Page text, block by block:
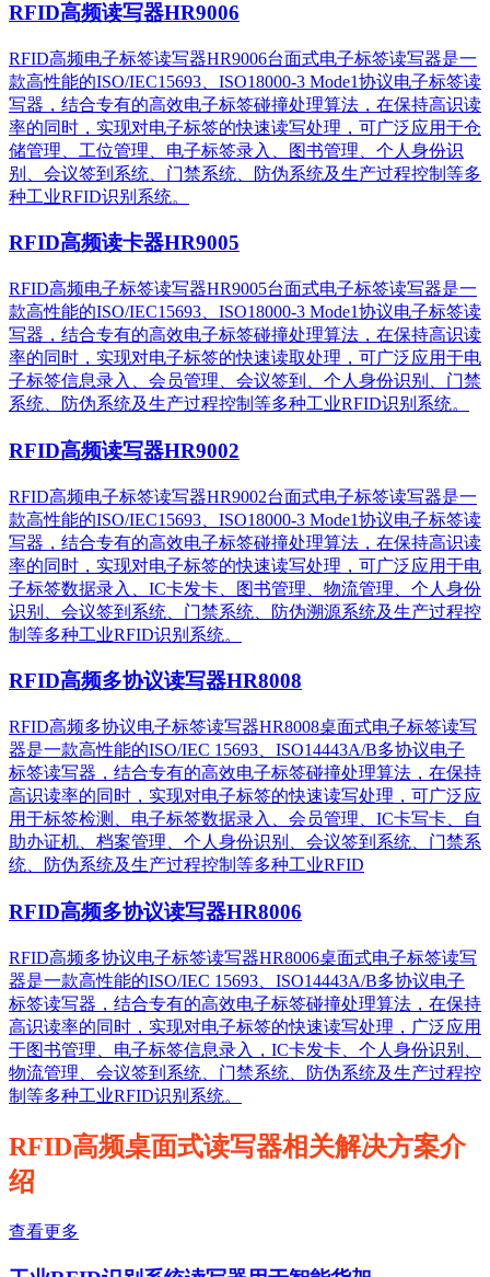
RFID高频读写器HR9006
RFID高频电子标签读写器HR9006台面式电子标签读写器是一
款高性能的ISO/IEC15693、ISO18000-3 Mode1协议电子标签读
写器，结合专有的高效电子标签碰撞处理算法，在保持高识读
率的同时，实现对电子标签的快速读写处理，可广泛应用于仓
储管理、工位管理、电子标签录入、图书管理、个人身份识
别、会议签到系统、门禁系统、防伪系统及生产过程控制等多
种工业RFID识别系统。
RFID高频读卡器HR9005
RFID高频电子标签读写器HR9005台面式电子标签读写器是一
款高性能的ISO/IEC15693、ISO18000-3 Mode1协议电子标签读
写器，结合专有的高效电子标签碰撞处理算法，在保持高识读
率的同时，实现对电子标签的快速读取处理，可广泛应用于电
子标签信息录入、会员管理、会议签到、个人身份识别、门禁
系统、防伪系统及生产过程控制等多种工业RFID识别系统。
RFID高频读写器HR9002
RFID高频电子标签读写器HR9002台面式电子标签读写器是一
款高性能的ISO/IEC15693、ISO18000-3 Mode1协议电子标签读
写器，结合专有的高效电子标签碰撞处理算法，在保持高识读
率的同时，实现对电子标签的快速读写处理，可广泛应用于电
子标签数据录入、IC卡发卡、图书管理、物流管理、个人身份
识别、会议签到系统、门禁系统、防伪溯源系统及生产过程控
制等多种工业RFID识别系统。
RFID高频多协议读写器HR8008
RFID高频多协议电子标签读写器HR8008桌面式电子标签读写
器是一款高性能的ISO/IEC 15693、ISO14443A/B多协议电子
标签读写器，结合专有的高效电子标签碰撞处理算法，在保持
高识读率的同时，实现对电子标签的快速读写处理，可广泛应
用于标签检测、电子标签数据录入、会员管理、IC卡写卡、自
助办证机、档案管理、个人身份识别、会议签到系统、门禁系
统、防伪系统及生产过程控制等多种工业RFID
RFID高频多协议读写器HR8006
RFID高频多协议电子标签读写器HR8006桌面式电子标签读写
器是一款高性能的ISO/IEC 15693、ISO14443A/B多协议电子
标签读写器，结合专有的高效电子标签碰撞处理算法，在保持
高识读率的同时，实现对电子标签的快速读写处理，广泛应用
于图书管理、电子标签信息录入，IC卡发卡、个人身份识别、
物流管理、会议签到系统、门禁系统、防伪系统及生产过程控
制等多种工业RFID识别系统。
RFID高频桌面式读写器相关解决方案介
绍
查看更多